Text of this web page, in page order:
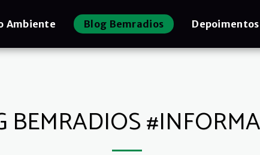
Ambiente Blog Bemradios Depoimentos
BEMRADIOS